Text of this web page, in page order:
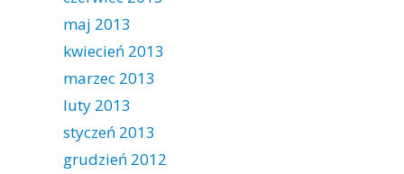
maj 2013
kwiecień 2013
marzec 2013
luty 2013
styczeń 2013
grudzień 2012